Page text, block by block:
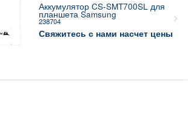
Аккумулятор CS-SMT700SL для
планшета Samsung
238704
Свяжитесь с нами насчет цены